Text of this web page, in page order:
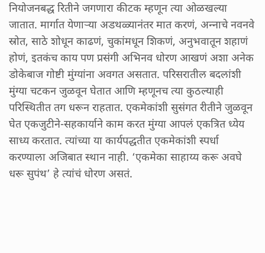
नियोजनबद्ध रितीने जगणारा कीटक म्हणून त्या ओळखल्या
जातात. मार्गात येणाऱ्या अडथळ्यानंतर मात करणं, अन्नाचे नवनवे
स्रोत, साठे शोधून काढणं, चुकांमधून शिकणं, अनुभवातून शहाणं
होणं, इतकंच काय पण प्रसंगी अभिनव धोरण आखणं अशा अनेक
डोकेबाज गोष्टी मुंग्यांना अवगत असतात. परिसरातील बदलांशी
मुंग्या चटकन जुळवून घेतात आणि म्हणूनच त्या कुठल्याही
परिस्थितीत तग धरून राहतात. एकमेकांशी सुसंगत रीतीने जुळवून
घेत एकजुटीने-सहकार्याने काम करत मुंग्या आपलं एकत्रित ध्येय
साध्य करतात. त्यांच्या या कार्यपद्धतीत एकमेकांशी स्पर्धा
करण्याला अजिबात स्थान नाही. ‘एकमेका साहाय्य करू अवघे
धरू सुपंथ’ हे त्यांचं धोरण असतं.